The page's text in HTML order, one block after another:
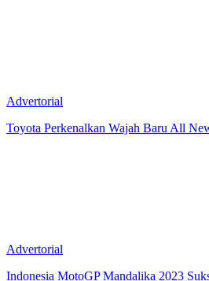
Advertorial
Toyota Perkenalkan Wajah Baru All
Advertorial
Indonesia MotoGP Mandalika 2023